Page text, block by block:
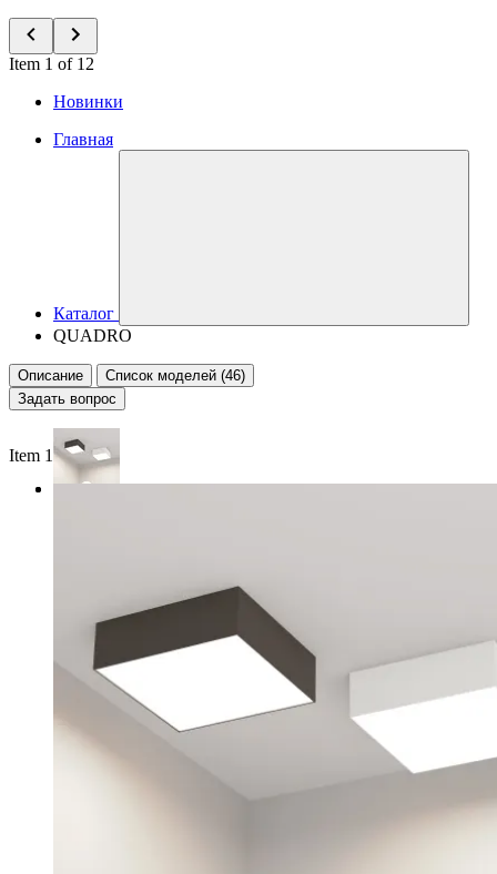
Item 1 of 12
Новинки
Главная
Каталог
QUADRO
Описание
Список моделей (46)
Задать вопрос
Item 1 of 2